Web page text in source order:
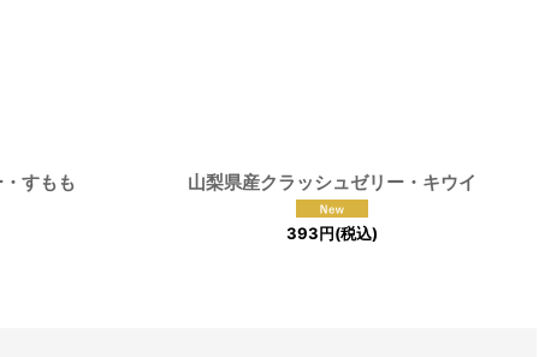
すもも 山梨県産クラッシュゼリー・キウイ
393円(税込)